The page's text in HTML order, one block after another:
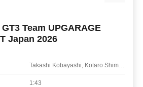
Team UPGARAGE
Japan 2026
1:43